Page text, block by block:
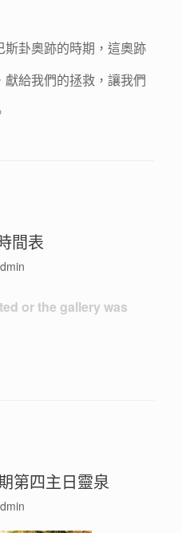
卦奧跡的時期，這奧跡
給我們的拯救，讓我們
間表
or the gallery was
第四主日靈泉